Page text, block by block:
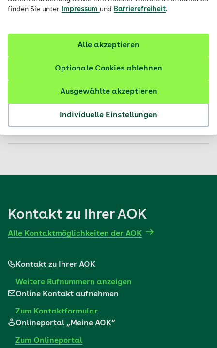
finden Sie unter
Impressum und Barrierefreiheit.
Individuelle Einstellungen
Ausgewählte akzeptieren
Optionale Cookies ablehnen
Alle akzeptieren
Gesundheitsnavigator
hilfreich für Sie?
Nein
Kontakt zu Ihrer AOK
Alle Kontaktmöglichkeiten der AOK
Kontakt zu Ihrer AOK
Weitere Rufnummern anzeigen
Online Kontakt aufnehmen
Zum Kontaktformular
Onlineportal „Meine AOK“
Zum Onlineportal